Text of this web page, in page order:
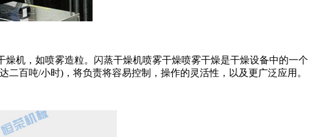
机，如喷雾造粒。闪蒸干燥机喷雾干燥喷雾干燥是干燥设备中的一个
百吨/小时)，将负责将容易控制，操作的灵活性，以及更广泛应用。